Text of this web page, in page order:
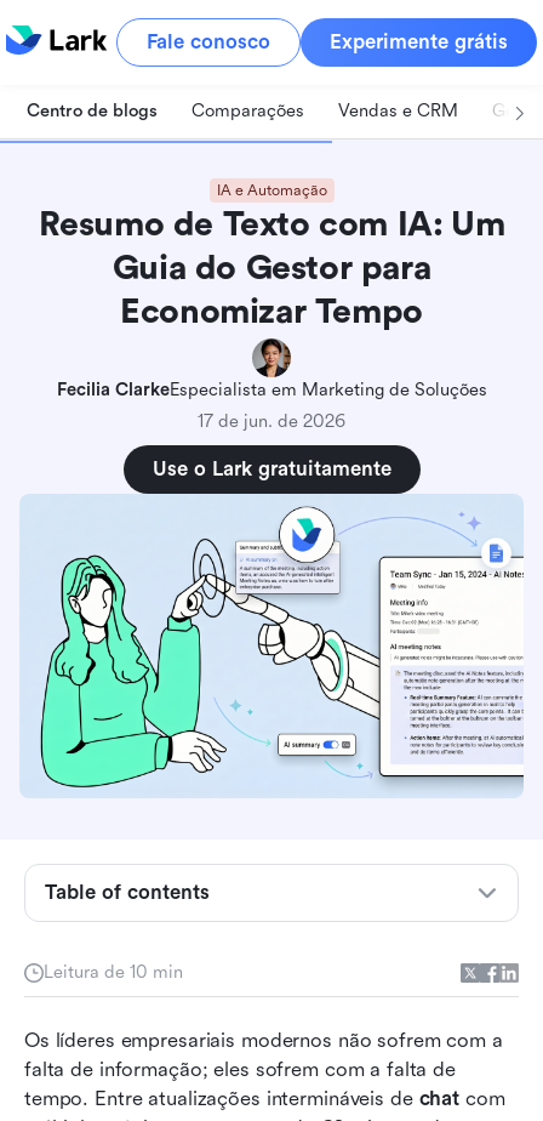
Fale conosco Experimente grátis
Centro de blogs Comparações Vendas e CRM
IA e Automação
Resumo de Texto com IA: Um
Guia do Gestor para
Economizar Tempo
Fecilia ClarkeEspecialista em Marketing de Soluções
17 de jun. de 2026
Use o Lark gratuitamente
Leitura de 10 min
Os líderes empresariais modernos não sofrem com a
falta de informação; eles sofrem com a falta de
tempo. Entre atualizações intermináveis de chat com
Table of contents
O que é a sumarização de texto por IA?
Principais ferramentas de resumo de texto com
IA para avaliar em 2026